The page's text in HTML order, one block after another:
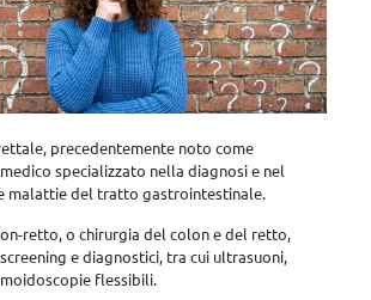
precedentemente noto come
specializzato nella diagnosi e nel
malattie del tratto gastrointestinale.
retto, o chirurgia del colon e del retto,
e diagnostici, tra cui ultrasuoni,
flessibili.